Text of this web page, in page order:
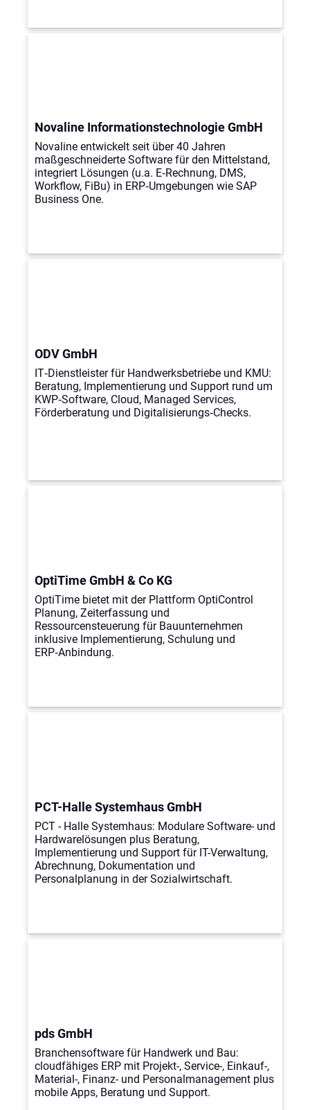
Novaline Informationstechnologie GmbH
Novaline entwickelt seit über 40 Jahren
maßgeschneiderte Software für den Mittelstand,
integriert Lösungen (u.a. E‑Rechnung, DMS,
Workflow, FiBu) in ERP‑Umgebungen wie SAP
Business One.
ODV GmbH
IT‑Dienstleister für Handwerksbetriebe und KMU:
Beratung, Implementierung und Support rund um
KWP‑Software, Cloud, Managed Services,
Förderberatung und Digitalisierungs‑Checks.
OptiTime GmbH & Co KG
OptiTime bietet mit der Plattform OptiControl
Planung, Zeiterfassung und
Ressourcensteuerung für Bauunternehmen
inklusive Implementierung, Schulung und
ERP‑Anbindung.
PCT-Halle Systemhaus GmbH
PCT - Halle Systemhaus: Modulare Software- und
Hardwarelösungen plus Beratung,
Implementierung und Support für IT-Verwaltung,
Abrechnung, Dokumentation und
Personalplanung in der Sozialwirtschaft.
pds GmbH
Branchensoftware für Handwerk und Bau:
cloudfähiges ERP mit Projekt-, Service-, Einkauf-,
Material-, Finanz- und Personalmanagement plus
mobile Apps, Beratung und Support.